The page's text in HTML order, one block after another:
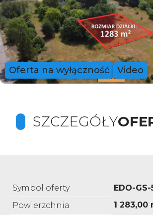
Oferta na wyłączność Video
SZCZEGÓŁY
Symbol oferty
EDO-GS-
Powierzchnia
1 283,00